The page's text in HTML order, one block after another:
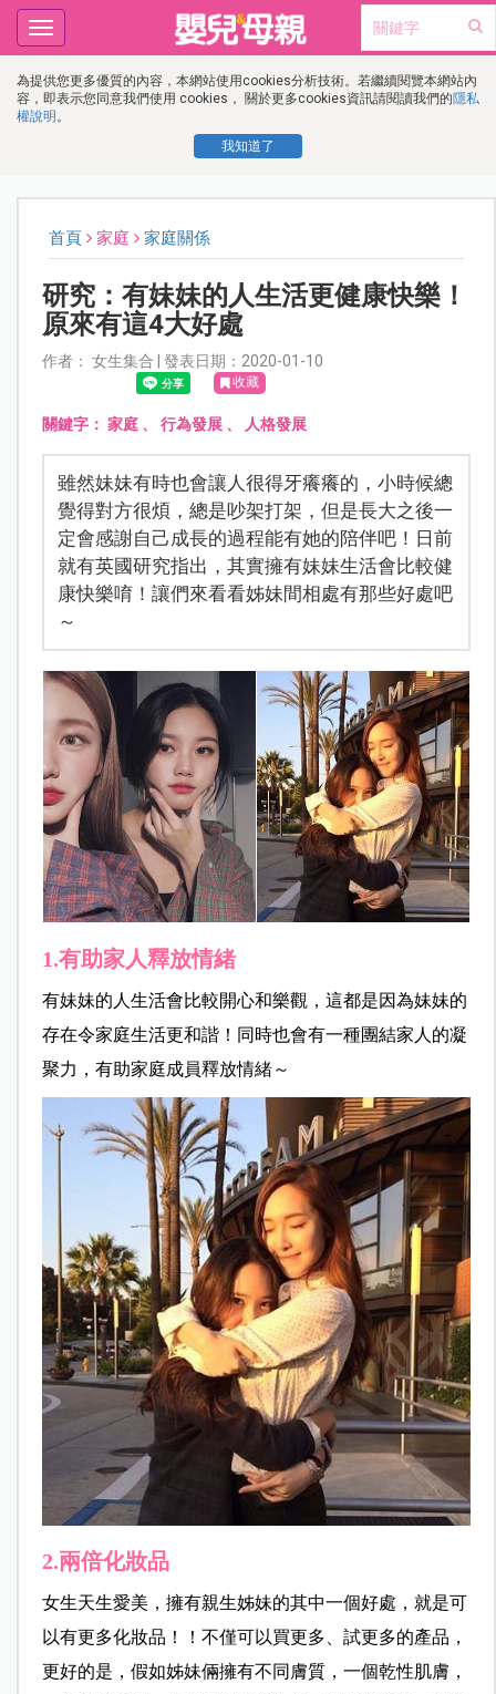
為提供您更多優質的內容，本網站使用cookies分析技術。若繼續閱覽本網站內
容，即表示您同意我們使用 cookies， 關於更多cookies資訊請閱讀我們的隱私
權說明 。
我知道了
Toggle
navigation
首頁 家庭 家庭關係
研究：有妹妹的人生活更健康快樂！
原來有這4大好處
作者： 女生集合 | 發表日期：2020-01-10
收藏
關鍵字： 家庭、 行為發展、 人格發展
雖然妹妹有時也會讓人很得牙癢癢的，小時候總
覺得對方很煩，總是吵架打架，但是長大之後一
定會感謝自己成長的過程能有她的陪伴吧！日前
就有英國研究指出，其實擁有妹妹生活會比較健
康快樂唷！讓們來看看姊妹間相處有那些好處吧
～
1.有助家人釋放情緒
有妹妹的人生活會比較開心和樂觀，這都是因為妹妹的
存在令家庭生活更和諧！同時也會有一種團結家人的凝
聚力，有助家庭成員釋放情緒～
2.兩倍化妝品
女生天生愛美，擁有親生姊妹的其中一個好處，就是可
以有更多化妝品！！不僅可以買更多、試更多的產品，
更好的是，假如姊妹倆擁有不同膚質，一個乾性肌膚，